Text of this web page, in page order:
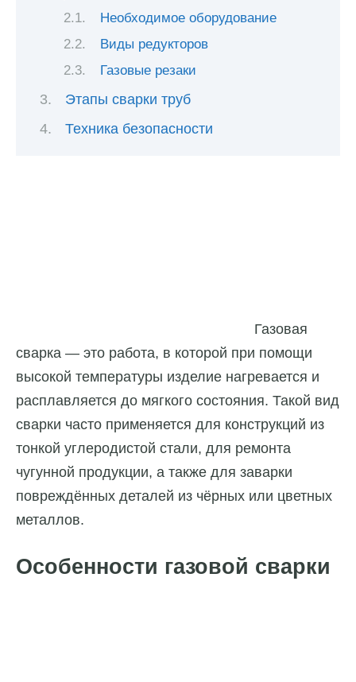
Необходимое оборудование
Виды редукторов
Газовые резаки
Этапы сварки труб
Техника безопасности
Газовая
сварка — это работа, в которой при помощи
высокой температуры изделие нагревается и
расплавляется до мягкого состояния. Такой вид
сварки часто применяется для конструкций из
тонкой углеродистой стали, для ремонта
чугунной продукции, а также для заварки
повреждённых деталей из чёрных или цветных
металлов.
Особенности газовой сварки